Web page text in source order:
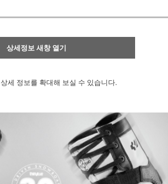
상세정보 새창 열기
상세 정보를 확대해 보실 수 있습니다.